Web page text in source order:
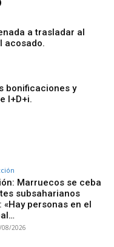
a trasladar al
acosado.
bonificaciones y
I+D+i.
Marruecos se ceba
subsaharianos
«Hay personas en el
08/2026